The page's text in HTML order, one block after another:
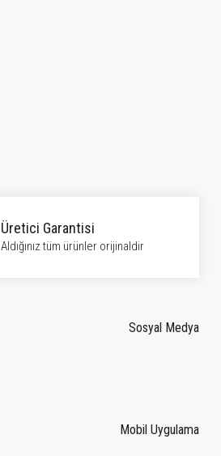
Üretici Garantisi
Aldığınız tüm ürünler orijinaldir
Sosyal Medya
Mobil Uygulama